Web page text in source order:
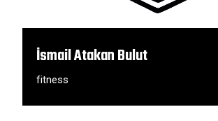
İsmail Atakan Bulut
fitness